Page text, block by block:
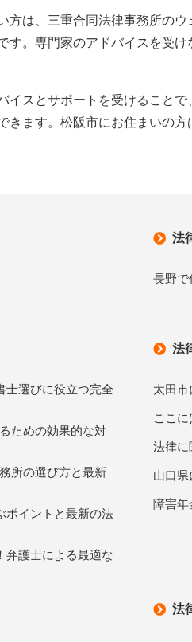
方は、三重合同法律事務所の
す。専門家のアドバイスを受
イスとサポートを受けること
きます。松阪市にお住まいの
法
長野で
士選びに役立つ完全
ための効果的な対
所の選び方と最新
ポイントと最新の法
弁護士による最適な
法
太田
ここ
法律に
山口
障害年
法